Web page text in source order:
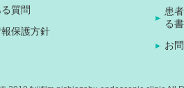
質問
患
る
保護方針
お